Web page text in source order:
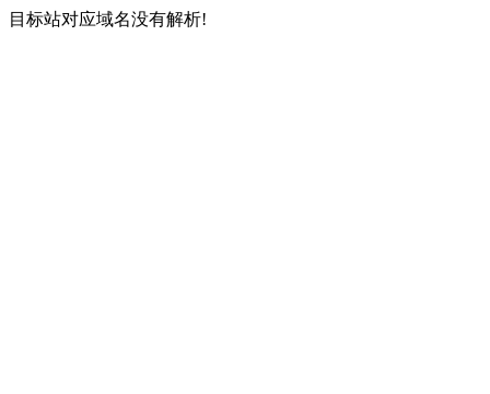
目标站对应域名没有解析!